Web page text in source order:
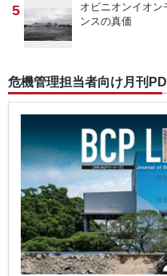
5 オピニオンイオン
ンスの真価
危機管理担当者向け月刊